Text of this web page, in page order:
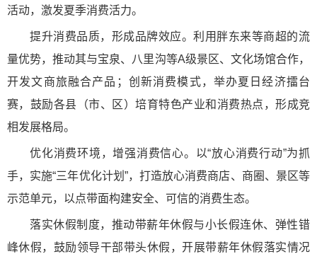
活动，激发夏季消费活力。
提升消费品质，形成品牌效应。利用胖东来等商超的流
量优势，推动其与宝泉、八里沟等A级景区、文化场馆合作，
开发文商旅融合产品；创新消费模式，举办夏日经济擂台
赛，鼓励各县（市、区）培育特色产业和消费热点，形成竞
相发展格局。
优化消费环境，增强消费信心。以“放心消费行动”为抓
手，实施“三年优化计划”，打造放心消费商店、商圈、景区等
示范单元，以点带面构建安全、可信的消费生态。
落实休假制度，推动带薪年休假与小长假连休、弹性错
峰休假，鼓励领导干部带头休假，开展带薪年休假落实情况